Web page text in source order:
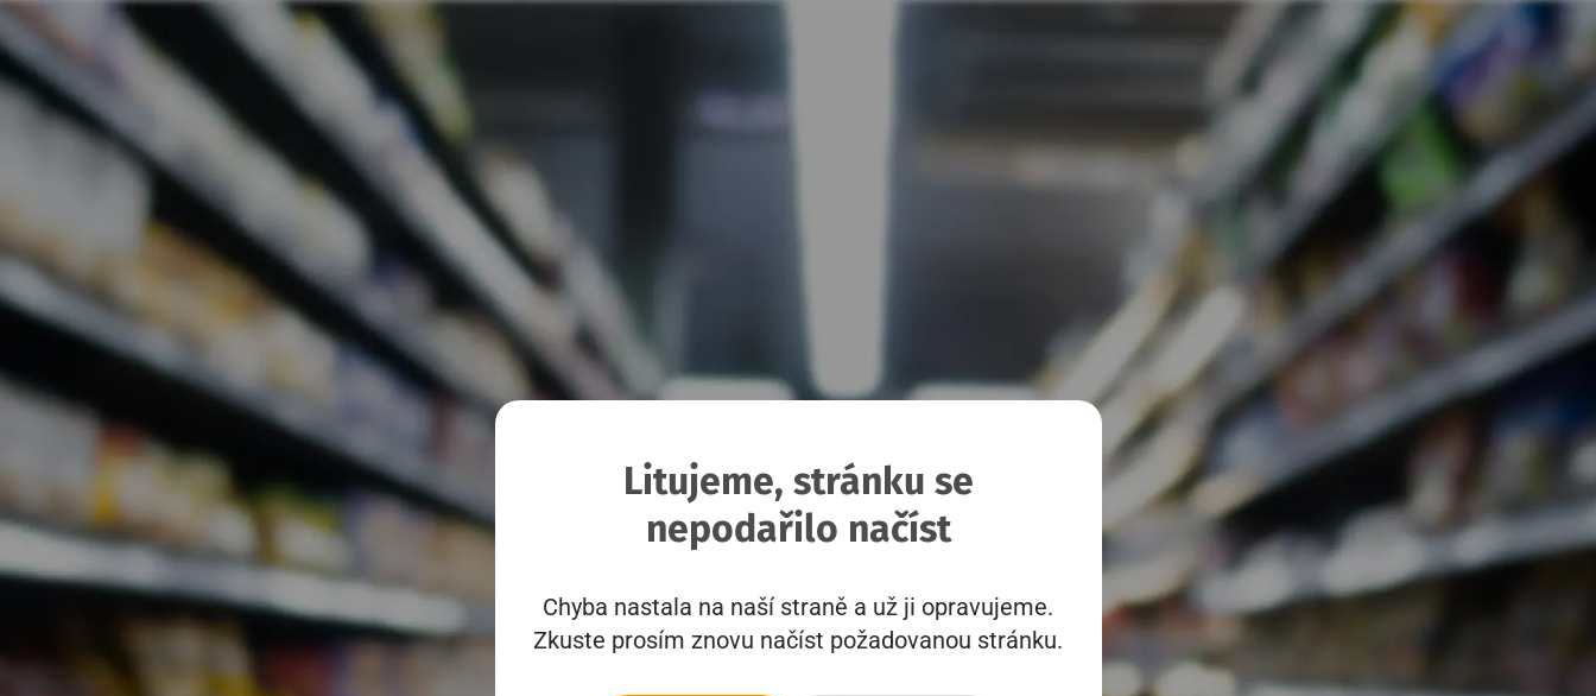
Litujeme, stránku se
nepodařilo načíst
Chyba nastala na naší straně a už ji opravujeme.
Zkuste prosím znovu načíst požadovanou stránku.